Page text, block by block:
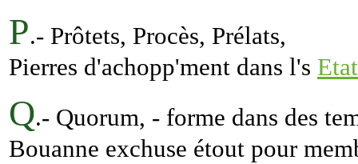
P.- Prôtets, Procès, Prélats,
Pierres d'achopp'ment dans l's
Q.- Quorum, - forme dans des
Bouanne exchuse étout pour